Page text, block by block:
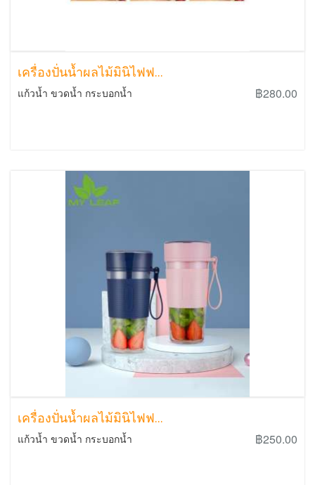
เครื่องปั่นน้ำผลไม้มินิไฟฟ...
แก้วน้ำ ขวดน้ำ กระบอกน้ำ ฿280.00
เครื่องปั่นน้ำผลไม้มินิไฟฟ...
แก้วน้ำ ขวดน้ำ กระบอกน้ำ ฿250.00